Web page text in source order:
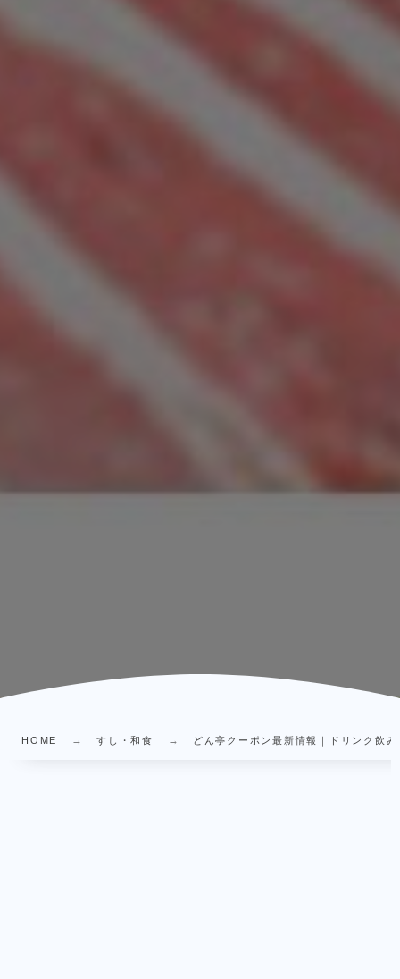
HOME すし・和食 どん亭クーポン最新情報｜ドリンク飲